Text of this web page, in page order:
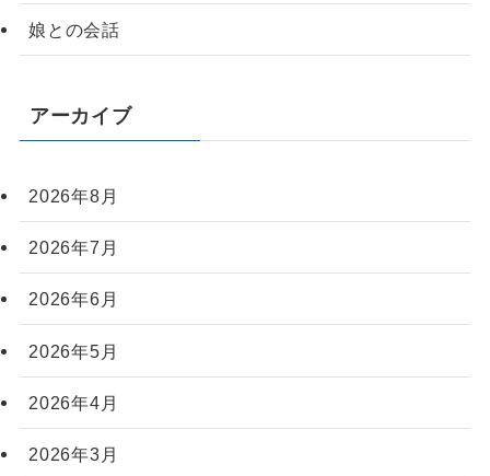
娘との会話
アーカイブ
2026年8月
2026年7月
2026年6月
2026年5月
2026年4月
2026年3月